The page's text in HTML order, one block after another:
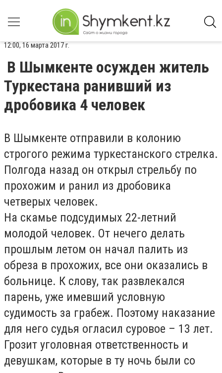
12:00, 16 марта 2017 г.
В Шымкенте осужден житель
Туркестана ранивший из
дробовика 4 человек
В Шымкенте отправили в колонию
строгого режима туркестанского стрелка.
Полгода назад он открыл стрельбу по
прохожим и ранил из дробовика
четверых человек.
На скамье подсудимых 22-летний
молодой человек. От нечего делать
прошлым летом он начал палить из
обреза в прохожих, все они оказались в
больнице. К слову, так развлекался
парень, уже имевший условную
судимость за грабеж. Поэтому наказание
для него судья огласил суровое – 13 лет.
Грозит уголовная ответственность и
девушкам, которые в ту ночь были со